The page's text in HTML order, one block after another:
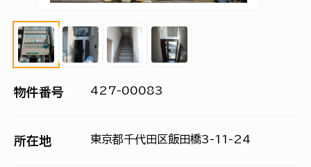
物件番号 427-00083
所在地 東京都千代田区飯田橋3-11-24